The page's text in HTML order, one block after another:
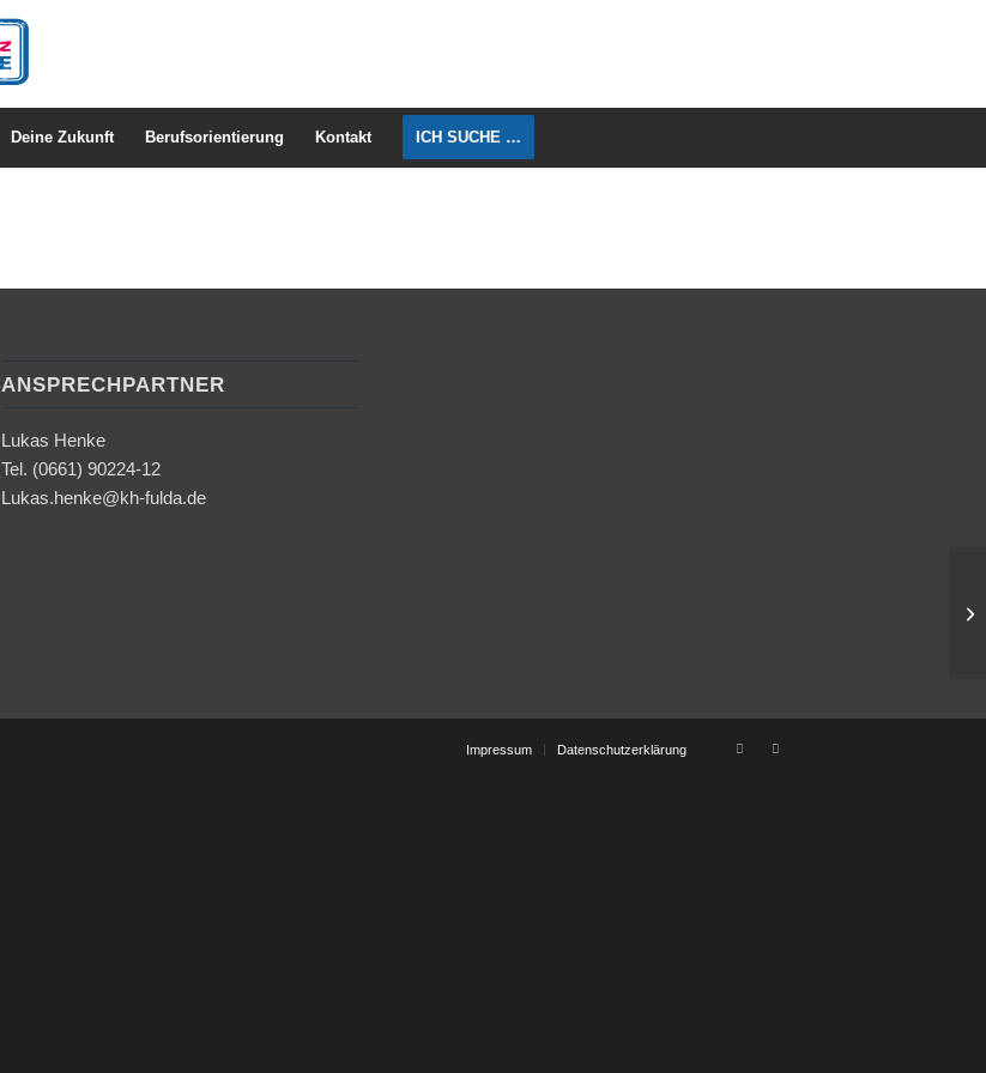
Deine Zukunft Berufsorientierung Kontakt ICH SUCHE …
ANSPRECHPARTNER
Lukas Henke
Tel. (0661) 90224-12
Lukas.henke@kh-fulda.de
Impressum Datenschutzerklärung